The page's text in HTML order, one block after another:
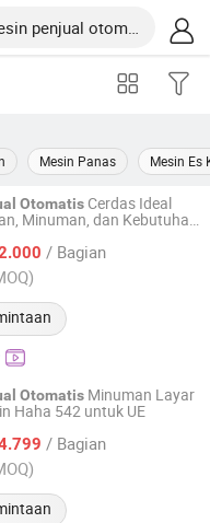
Mesin Panas Mesin Es
Otomatis Cerdas Ideal
Minuman, dan Kebutuhan
/ Bagian
Co., Ltd.
mulai 2025
Otomatis Minuman Layar
Haha 542 untuk UE
/ Bagian
Co., Ltd.
mulai 2026